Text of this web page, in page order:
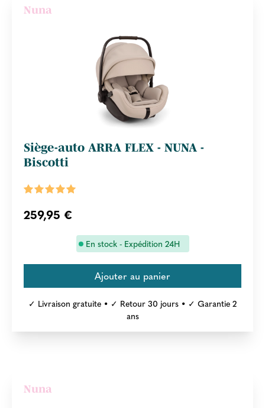
Nuna
Siège-auto ARRA FLEX - NUNA -
Biscotti
259,95 €
En stock - Expédition 24H
✓ Livraison gratuite • ✓ Retour 30 jours • ✓ Garantie 2
ans
Nuna